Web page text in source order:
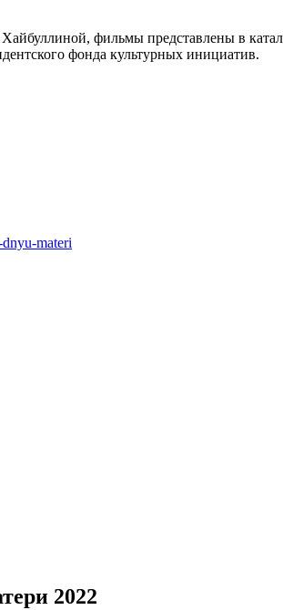
фильмы представлены в
фонда культурных инициатив.
materi
2022